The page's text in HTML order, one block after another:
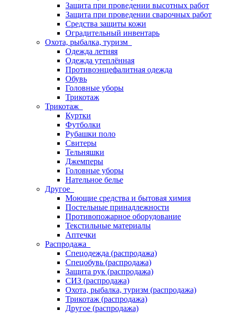
Защита при проведении высотных работ
Защита при проведении сварочных работ
Средства защиты кожи
Оградительный инвентарь
Охота, рыбалка, туризм
Одежда летняя
Одежда утеплённая
Противоэнцефалитная одежда
Обувь
Головные уборы
Трикотаж
Трикотаж
Куртки
Футболки
Рубашки поло
Свитеры
Тельняшки
Джемперы
Головные уборы
Нательное белье
Другое
Моющие средства и бытовая химия
Постельные принадлежности
Противопожарное оборудование
Текстильные материалы
Аптечки
Распродажа
Спецодежда (распродажа)
Спецобувь (распродажа)
Защита рук (распродажа)
СИЗ (распродажа)
Охота, рыбалка, туризм (распродажа)
Трикотаж (распродажа)
Другое (распродажа)